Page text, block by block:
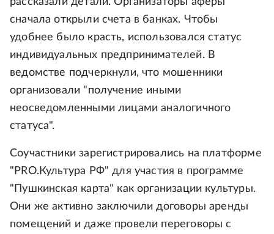
сначала открыли счета в банках. Чтобы
удобнее было красть, использовался статус
индивидуальных предпринимателей. В
ведомстве подчеркнули, что мошенники
организовали "получение иными
неосведомленными лицами аналогичного
статуса".
Соучастники зарегистрировались на платформе
"PRO.Культура РФ" для участия в программе
"Пушкинская карта" как организации культуры.
Они же активно заключили договоры аренды
помещений и даже провели переговоры с